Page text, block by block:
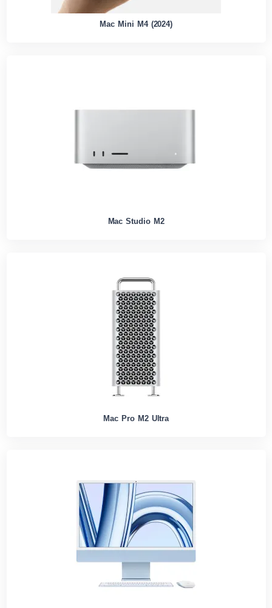
Mac Mini M4 (2024)
Mac Studio M2
Mac Pro M2 Ultra